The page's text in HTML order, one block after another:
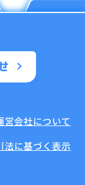
営会社について
法に基づく表示